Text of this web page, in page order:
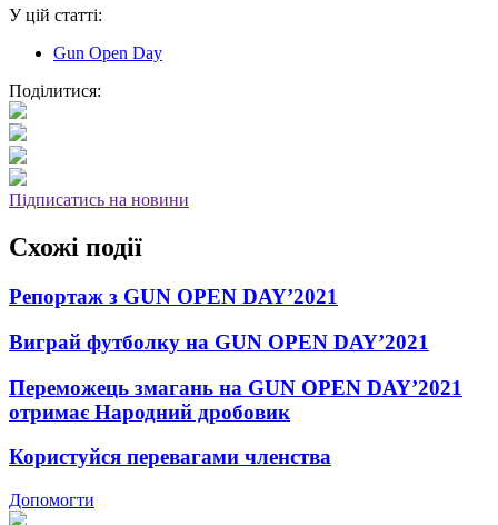
У цій статті:
Gun Open Day
Поділитися:
Підписатись на новини
Схожі події
Репортаж з GUN OPEN DAY’2021
Виграй футболку на GUN OPEN DAY’2021
Переможець змагань на GUN OPEN DAY’2021
отримає Народний дробовик
Користуйся перевагами членства
Допомогти